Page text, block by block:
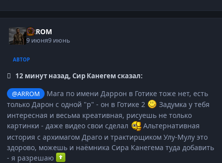
ARROM
9 июня9 июнь
АВТОР
12 минут назад, Сир Канегем сказал:
@ARROM
Мага по имени Даррон в Готике тоже нет, есть
только Дарон с одной "р" - он в Готике 2
Задумка у тебя
интересная и весьма креативная, рисуешь не только
картинки - даже видео свои сделал
Альтернативная
история с архимагом Драго и трактирщиком Улу-Мулу это
здорово, можешь и наёмника Сира Канегема туда добавить
- я разрешаю